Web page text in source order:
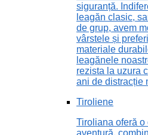
siguranță.
leagăn clasic,
de grup, avem
vârstele și
materiale
leagănele
rezista la uzura
ani de distracție
Tiroliene
Tiroliana oferă
aventură,